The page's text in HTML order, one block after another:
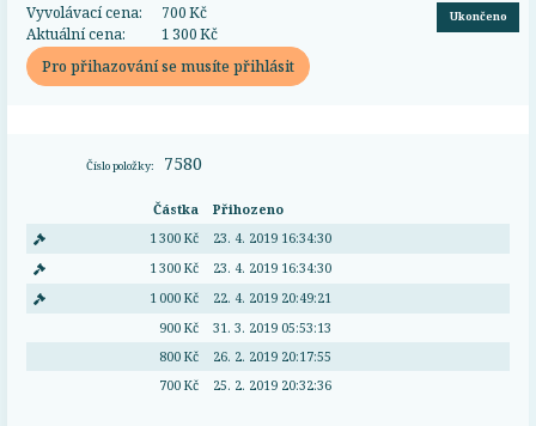
Vyvolávací cena:
700 Kč
Aktuální cena:
1 300 Kč
Ukončeno
Pro přihazování se musíte přihlásit
Číslo položky: 7580
Částka
Přihozeno
1 300 Kč
23. 4. 2019 16:34:30
1 300 Kč
23. 4. 2019 16:34:30
1 000 Kč
22. 4. 2019 20:49:21
900 Kč
31. 3. 2019 05:53:13
800 Kč
26. 2. 2019 20:17:55
700 Kč
25. 2. 2019 20:32:36